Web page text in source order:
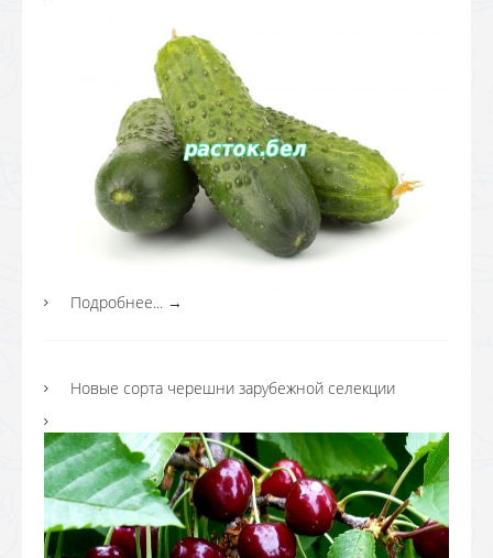
Подробнее... →
Новые сорта черешни зарубежной селекции